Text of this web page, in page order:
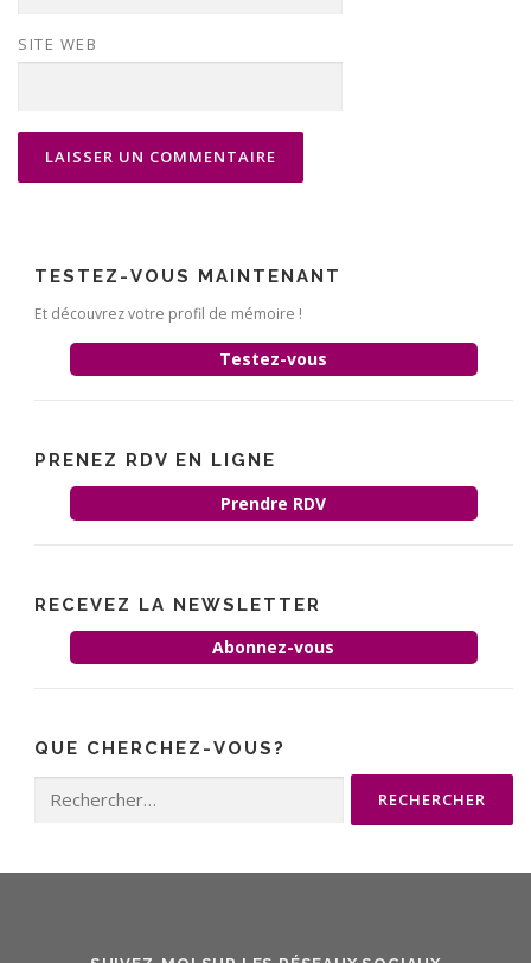
SITE WEB
TESTEZ-VOUS MAINTENANT
Et découvrez votre profil de mémoire !
Testez-vous
PRENEZ RDV EN LIGNE
Prendre RDV
RECEVEZ LA NEWSLETTER
Abonnez-vous
QUE CHERCHEZ-VOUS?